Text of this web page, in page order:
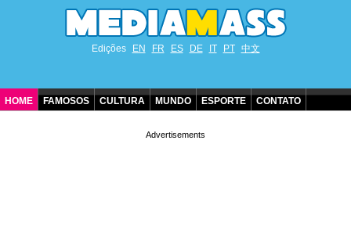
Edições EN FR ES DE IT PT 中文
HOME FAMOSOS CULTURA MUNDO ESPORTE CONTATO